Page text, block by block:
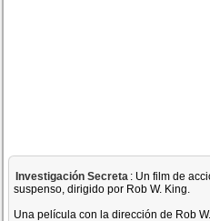
Investigación Secreta : Un film de
suspenso, dirigido por Rob W. King.
Una película con la dirección de Rob